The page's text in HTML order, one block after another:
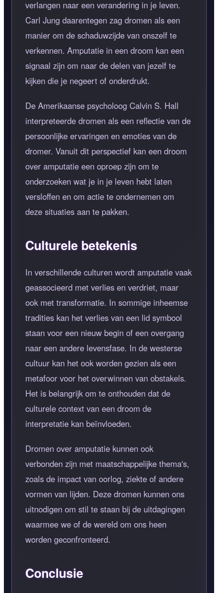
verlangen naar een verandering in je leven.
Carl Jung daarentegen zag dromen als een
manier om de schaduwzijde van onszelf te
verkennen. Amputatie in een droom kan een
signaal zijn om naar de delen van jezelf te
kijken die je negeert of onderdrukt.
De Amerikaanse psycholoog Calvin S. Hall
interpreteerde dromen als een reflectie van de
persoonlijke ervaringen en emoties van de
dromer. Vanuit dit perspectief kan een droom
over amputatie een oproep zijn om te
onderzoeken wat je in je leven hebt laten
versloffen en om actie te ondernemen om
deze situaties aan te pakken.
Culturele betekenis
In verschillende culturen wordt amputatie vaak
geassocieerd met verlies en verdriet, maar
ook met transformatie. In sommige inheemse
tradities kan het verlies van een lid symbool
staan voor een nieuw begin of een overgang
naar een andere levensfase. In de westerse
cultuur kan het ook worden gezien als een
metafoor voor het overwinnen van obstakels.
Het is belangrijk om te onthouden dat de
culturele context van een droom de
interpretatie kan beïnvloeden.
Dromen over amputatie kunnen ook
verbonden zijn met maatschappelijke thema's,
zoals de impact van oorlog, ziekte of andere
vormen van lijden. Deze dromen kunnen ons
uitnodigen om stil te staan bij de uitdagingen
waarmee we of de wereld om ons heen
worden geconfronteerd.
Conclusie